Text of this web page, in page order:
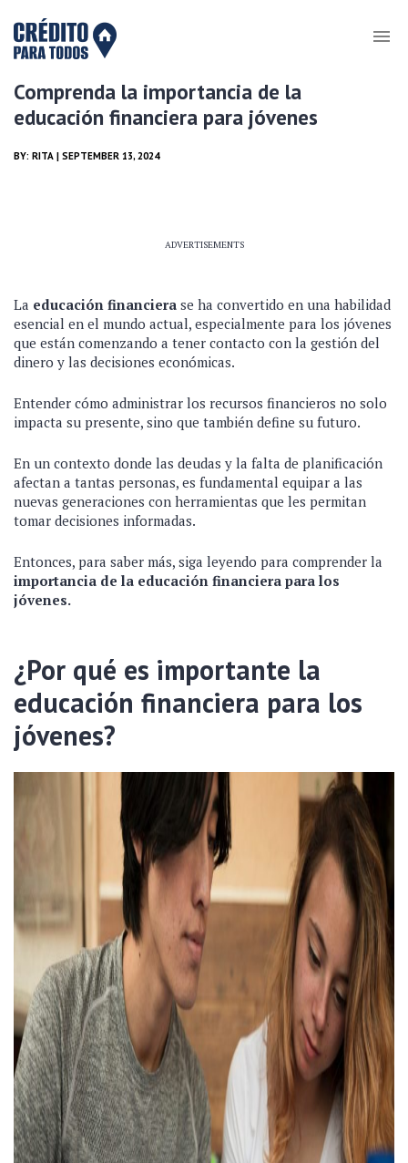
Comprenda la importancia de la
educación financiera para jóvenes
BY: RITA | SEPTEMBER 13, 2024
ADVERTISEMENTS
La educación financiera se ha convertido en una habilidad
esencial en el mundo actual, especialmente para los jóvenes
que están comenzando a tener contacto con la gestión del
dinero y las decisiones económicas.
Entender cómo administrar los recursos financieros no solo
impacta su presente, sino que también define su futuro.
En un contexto donde las deudas y la falta de planificación
afectan a tantas personas, es fundamental equipar a las
nuevas generaciones con herramientas que les permitan
tomar decisiones informadas.
Entonces, para saber más, siga leyendo para comprender la
importancia de la educación financiera para los
jóvenes.
¿Por qué es importante la
educación financiera para los
jóvenes?